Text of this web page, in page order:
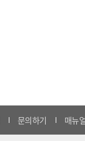
문의하기 매뉴